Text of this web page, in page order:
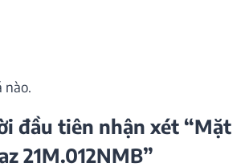
nào.
đầu tiên nhận xét “Mặt
21M.012NMB”